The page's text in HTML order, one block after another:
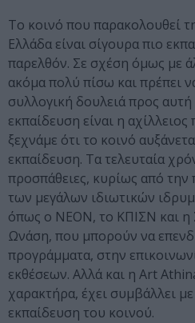
Το κοινό που παρακολουθεί
Ελλάδα είναι σίγουρα πιο
παρελθόν. Σε σχέση όμως με
ακόμα πολύ πίσω και πρέπει
συλλογική δουλειά προς
εκπαίδευση είναι η
ξεχνάμε ότι το κοινό
εκπαίδευση. Τα τελευταία
προσπάθειες, κυρίως από
των μεγάλων ιδιωτικών
όπως ο ΝΕΟΝ, το ΚΠΙΣΝ και η
Ωνάση, που μπορούν να
προγράμματα, στην
εκθέσεων. Αλλά και η Art
χαρακτήρα, έχει συμβάλλει
εκπαίδευση του κοινού.